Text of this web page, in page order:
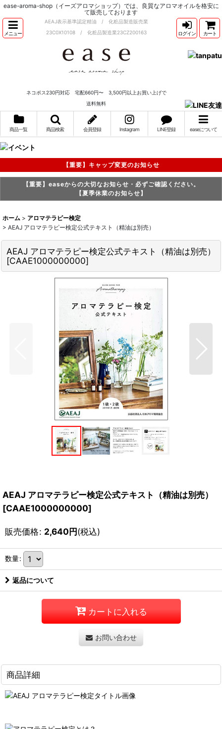
ease-aroma-shop（イーズアロマショップ）では、良質なアロマオイルを格安に
て販売しております
メニュー
AEAJ表示基準認定精油 / 化粧品製造販売業
23C0X10108 / 化粧品製造業23CZ200163
ネコポス230円対応 宅配660円〜 3,500円以上お買い上げで
送料無料
ログイン カート
商品一覧 商品検索 会員登録 Instagram LINE登録 easeについて
【重要】キャップ変更のお知らせ
【重要】easeからの大切なお知らせ・必ずご確認ください。
【夏季休業のお知らせ】
ホーム > アロマテラピー検定
> AEAJ アロマテラピー検定公式テキスト（精油は別売）
AEAJ アロマテラピー検定公式テキスト（精油は別売）
[CAAE1000000000]
AEAJ アロマテラピー検定公式テキスト（精油は別売）
[CAAE1000000000]
販売価格: 2,640円(税込)
数量:
返品について
カートに入れる
お問い合わせ
商品詳細